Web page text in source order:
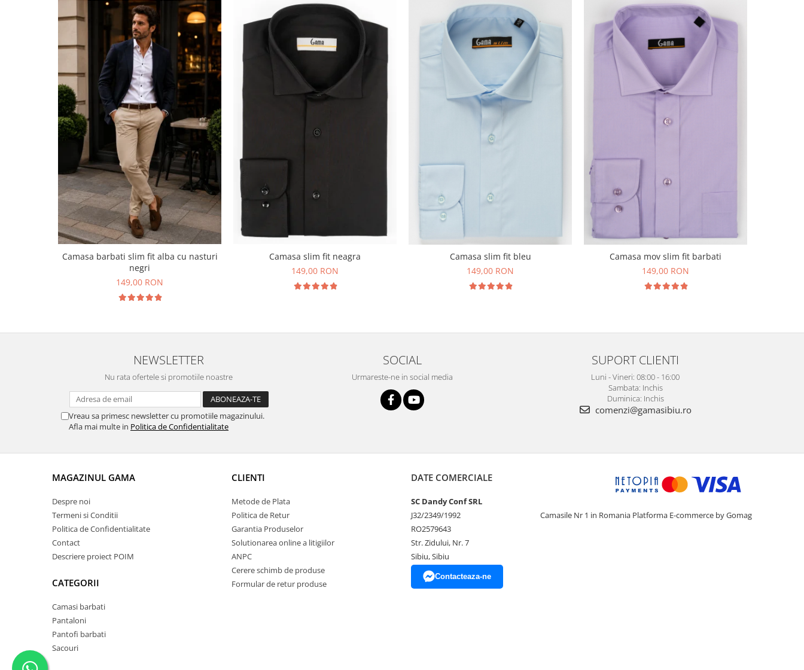
Camasa barbati slim fit alba cu nasturi
negri
149,00 RON
Camasa slim fit neagra
149,00 RON
Camasa slim fit bleu
149,00 RON
Camasa mov slim fit barbati
149,00 RON
NEWSLETTER
Nu rata ofertele si promotiile noastre
Vreau sa primesc newsletter cu promotiile magazinului.
Afla mai multe in Politica de Confidentialitate
SOCIAL
Urmareste-ne in social media
SUPORT CLIENTI
Luni - Vineri: 08:00 - 16:00
Sambata: Inchis
Duminica: Inchis
comenzi@gamasibiu.ro
MAGAZINUL GAMA
Despre noi
Termeni si Conditii
Politica de Confidentialitate
Contact
Descriere proiect POIM
CATEGORII
Camasi barbati
Pantaloni
Pantofi barbati
Sacouri
CLIENTI
Metode de Plata
Politica de Retur
Garantia Produselor
Solutionarea online a litigiilor
ANPC
Cerere schimb de produse
Formular de retur produse
DATE COMERCIALE
SC Dandy Conf SRL
J32/2349/1992
RO2579643
Str. Zidului, Nr. 7
Sibiu, Sibiu
Contacteaza-ne
Camasile Nr 1 in Romania Platforma E-commerce by Gomag